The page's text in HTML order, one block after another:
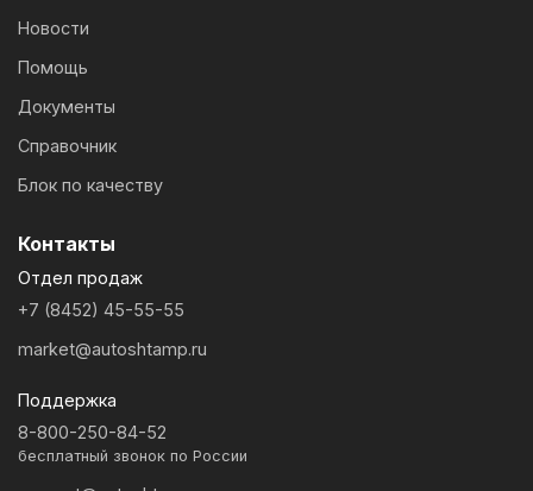
Новости
Помощь
Документы
Справочник
Блок по качеству
Контакты
Отдел продаж
+7 (8452) 45-55-55
market@autoshtamp.ru
Поддержка
8-800-250-84-52
бесплатный звонок по России